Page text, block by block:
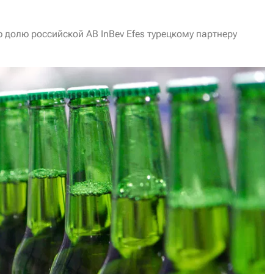
российской AB InBev Efes турецкому партнеру